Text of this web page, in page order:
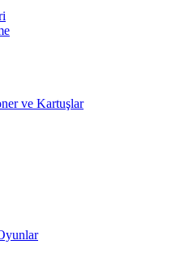
ve Kartuşlar